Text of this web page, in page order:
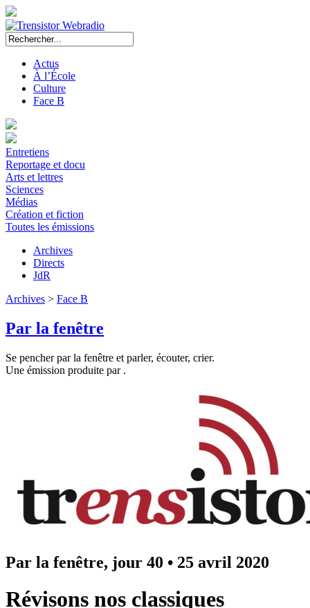
Actus
À l’École
Culture
Face B
Entretiens
Reportage et docu
Arts et lettres
Sciences
Médias
Création et fiction
Toutes les émissions
Archives
Directs
JdR
Archives > Face B
Par la fenêtre
Se pencher par la fenêtre et parler, écouter, crier.
Une émission produite par .
Par la fenêtre, jour 40 • 25 avril 2020
Révisons nos classiques